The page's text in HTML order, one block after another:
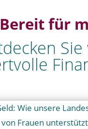
Bereit für